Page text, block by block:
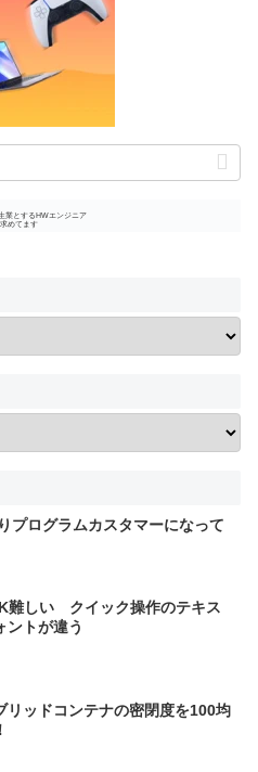
業とするHWエンジニア
めてます
プログラムカスタマーになって
難しい クイック操作のテキス
ントが違う
リッドコンテナの密閉度を100均